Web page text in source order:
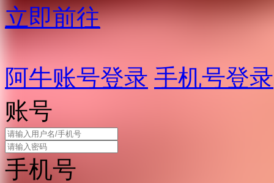
立即前往
阿牛账号登录 手机号登录
账号
手机号